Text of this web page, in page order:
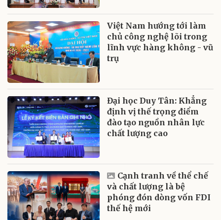
Việt Nam hướng tới làm
chủ công nghệ lõi trong
lĩnh vực hàng không - vũ
trụ
Đại học Duy Tân: Khẳng
định vị thế trọng điểm
đào tạo nguồn nhân lực
chất lượng cao
Cạnh tranh về thể chế
và chất lượng là bệ
phóng đón dòng vốn FDI
thế hệ mới